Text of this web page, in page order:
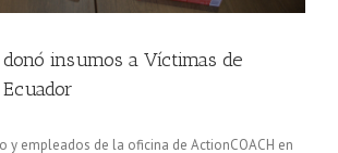
donó insumos a Víctimas de
y empleados de la oficina de ActionCOACH en